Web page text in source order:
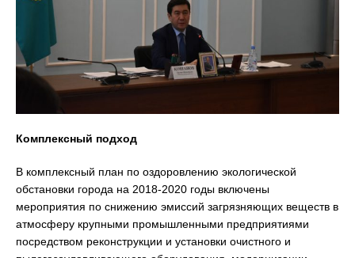
Комплексный подход
В комплексный план по оздоровлению экологической
обстановки города на 2018-2020 годы включены
мероприятия по снижению эмиссий загрязняющих веществ в
атмосферу крупными промышленными предприятиями
посредством реконструкции и установки очистного и